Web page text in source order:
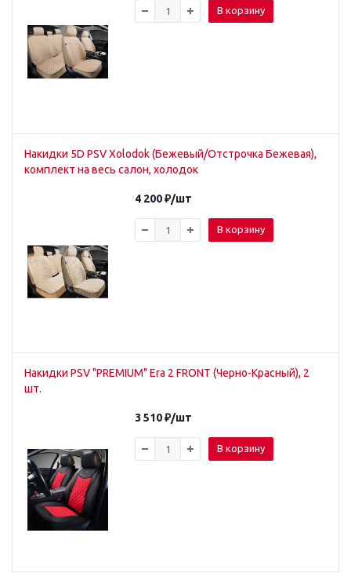
В корзину
Накидки 5D PSV Xolodok (Бежевый/Отстрочка Бежевая),
комплект на весь салон, холодок
4 200₽/шт
В корзину
Накидки PSV "PREMIUM" Era 2 FRONT (Черно-Красный), 2
шт.
3 510₽/шт
В корзину